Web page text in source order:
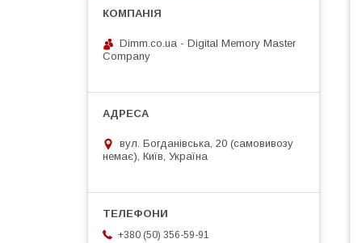
Dimm.co.ua - Digital Memory Master
Company
вул. Богданівська, 20 (самовивозу
немає), Київ, Україна
+380 (50) 356-59-91